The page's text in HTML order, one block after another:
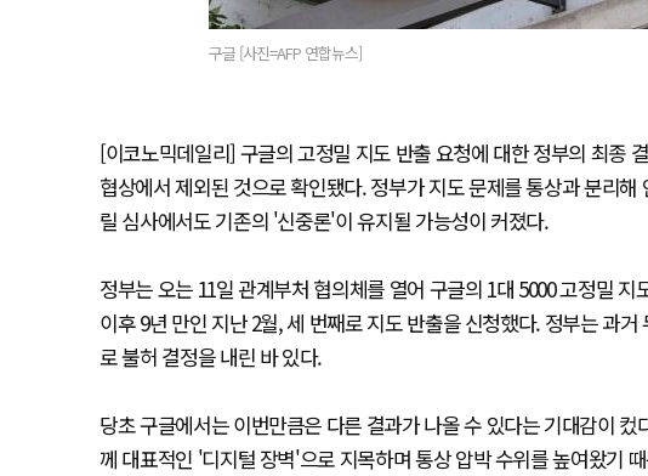
구글 [사진=AFP 연합뉴스]
[이코노믹데일리] 구글의 고정밀 지도 반출 요청에 대한 정부의 최종
협상에서 제외된 것으로 확인됐다. 정부가 지도 문제를 통상과 분리
릴 심사에서도 기존의 '신중론'이 유지될 가능성이 커졌다.
정부는 오는 11일 관계부처 협의체를 열어 구글의 1대 5000 고정밀
이후 9년 만인 지난 2월, 세 번째로 지도 반출을 신청했다. 정부는 과
로 불허 결정을 내린 바 있다.
당초 구글에서는 이번만큼은 다른 결과가 나올 수 있다는 기대감이
께 대표적인 '디지털 장벽'으로 지목하며 통상 압박 수위를 높여왔기